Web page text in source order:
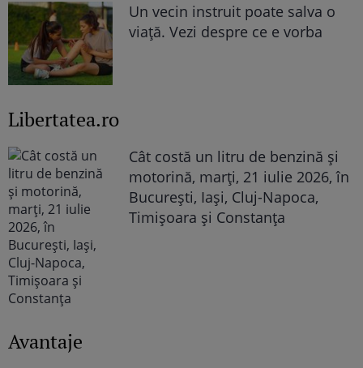
Un vecin instruit poate salva o
viață. Vezi despre ce e vorba
Libertatea.ro
Cât costă un litru de benzină și
motorină, marți, 21 iulie 2026, în
București, Iași, Cluj-Napoca,
Timișoara și Constanța
Avantaje